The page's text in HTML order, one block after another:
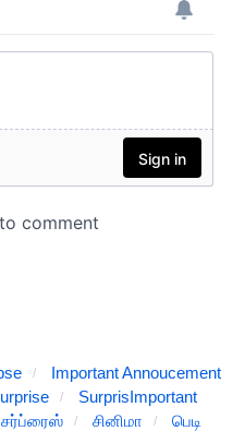
Important Annoucement
SurprisImportant
சர்ப்ரைஸ் சினிமா
பெடி